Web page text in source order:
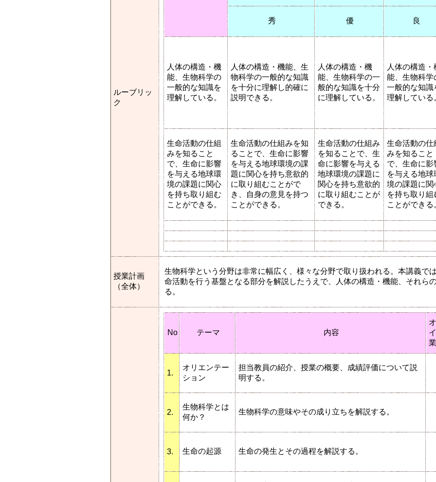
ルーブリッ
ク
秀 優 良
人体の構造・機
能、生物科学の
一般的な知識を
理解している。
人体の構造・機能、生
物科学の一般的な知識
を十分に理解し的確に
説明できる。
人体の構造・機
能、生物科学の一
般的な知識を十分
に理解している。
人体の構造・
能、生物科学
一般的な知識
理解している
生命活動の仕組
みを知ること
で、生命に影響
を与える地球環
境の課題に関心
を持ち取り組む
ことができる。
生命活動の仕組みを知
ることで、生命に影響
を与える地球環境の課
題に関心を持ち意欲的
に取り組むことがで
き、自身の意見を持つ
ことができる。
生命活動の仕組み
を知ることで、生
命に影響を与える
地球環境の課題に
関心を持ち意欲的
に取り組むことが
できる。
生命活動の仕
みを知ること
で、生命に影
を与える地球
境の課題に関
を持ち取り組
ことができる
授業計画
（全体）
生物科学という分野は非常に幅広く、様々な分野で取り扱われる。本講義で
命活動を行う基盤となる部分を解説したうえで、人体の構造・機能、それら
る。
No テーマ 内容
業
1.
オリエンテー
ション
担当教員の紹介、授業の概要、成績評価について説
明する。
2.
生物科学とは
何か？
生物科学の意味やその成り立ちを解説する。
3. 生命の起源 生命の発生とその過程を解説する。